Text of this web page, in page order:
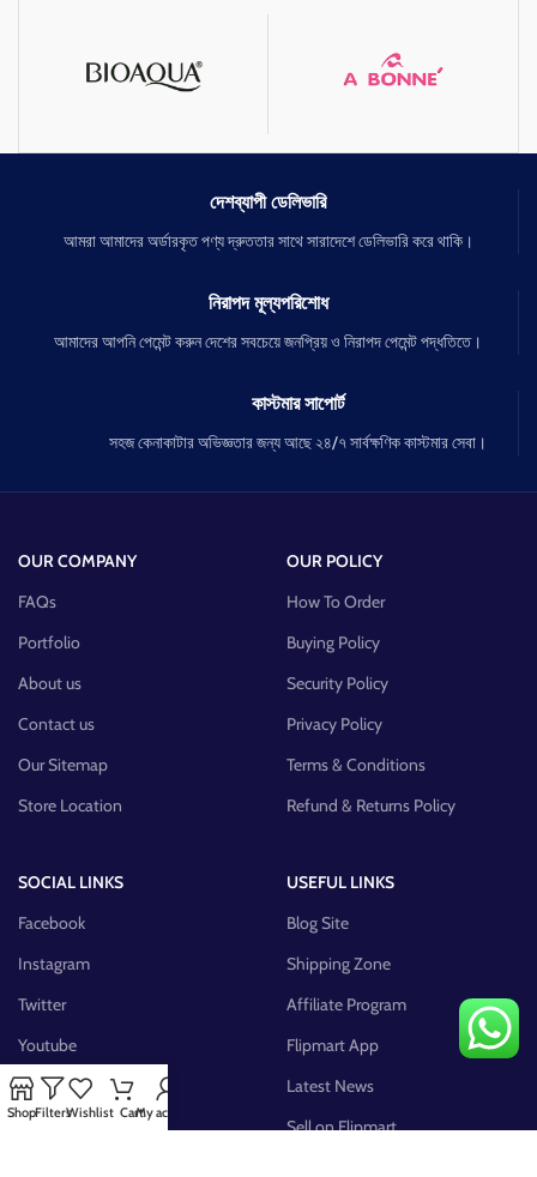
দেশব্যাপী ডেলিভারি
আমরা আমাদের অর্ডারকৃত পণ্য দ্রুততার সাথে সারাদেশে ডেলিভারি করে থাকি।
নিরাপদ মূল্যপরিশোধ
আমাদের আপনি পেমেন্ট করুন দেশের সবচেয়ে জনপ্রিয় ও নিরাপদ পেমেন্ট পদ্ধতিতে।
কাস্টমার সাপোর্ট
সহজ কেনাকাটার অভিজ্ঞতার জন্য আছে ২৪/৭ সার্বক্ষণিক কাস্টমার সেবা।
OUR COMPANY
FAQs
Portfolio
About us
Contact us
Our Sitemap
Store Location
OUR POLICY
How To Order
Buying Policy
Security Policy
Privacy Policy
Terms & Conditions
Refund & Returns Policy
SOCIAL LINKS
Facebook
Instagram
Twitter
Youtube
Pinterest
FB Group
USEFUL LINKS
Blog Site
Shipping Zone
Affiliate Program
Flipmart App
Latest News
Sell on Flipmart
ShopFiltersWishlist CartMy account